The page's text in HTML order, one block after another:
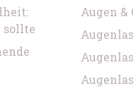
sollte
Augen &